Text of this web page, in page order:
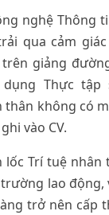
nghệ Thông
qua cảm giác
giảng
Thực tập
thân không có
vào CV.
lốc Trí tuệ nhân
lao động,
trở nên cấp